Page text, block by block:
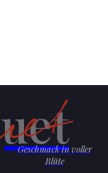
Geschmack in voller
Blüte